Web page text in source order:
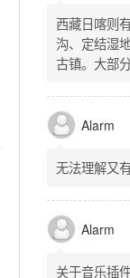
SSH 用
多 Agent。
意 IP 进行
秘书长
西藏日喀则
沟、定结湿
古镇。大部
经吉隆口岸
Alarm
无法理解又